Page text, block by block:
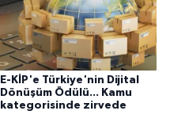
E-KİP'e Türkiye'nin Dijital
Dönüşüm Ödülü... Kamu
kategorisinde zirvede